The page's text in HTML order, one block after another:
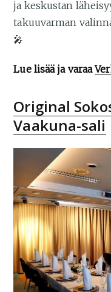
ja keskustan
takuuvarman
🎤
Lue lisää ja varaa
Original
Vaakuna-sali